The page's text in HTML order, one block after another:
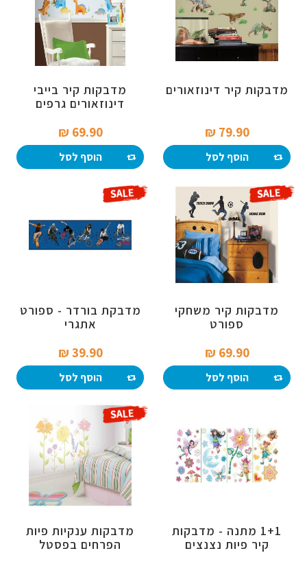
מדבקות קיר דינוזאורים
79.90 ₪‎
הוסף לסל
מדבקות קיר בייבי
דינוזאורים גרפים
69.90 ₪‎
הוסף לסל
מדבקות קיר משחקי
ספורט
69.90 ₪‎
הוסף לסל
מדבקת בורדר - ספורט
אתגרי
39.90 ₪‎
הוסף לסל
1+1 מתנה - מדבקות
קיר פיות נצנצים
מדבקות ענקיות פיות
הפרחים בפסטל